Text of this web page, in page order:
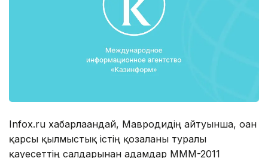
Infox.ru хабарлағандай, Мавродидің айтуынша, оған
қарсы қылмыстық істің қозғалғаны туралы
қауесеттің салдарынан адамдар МММ-2011